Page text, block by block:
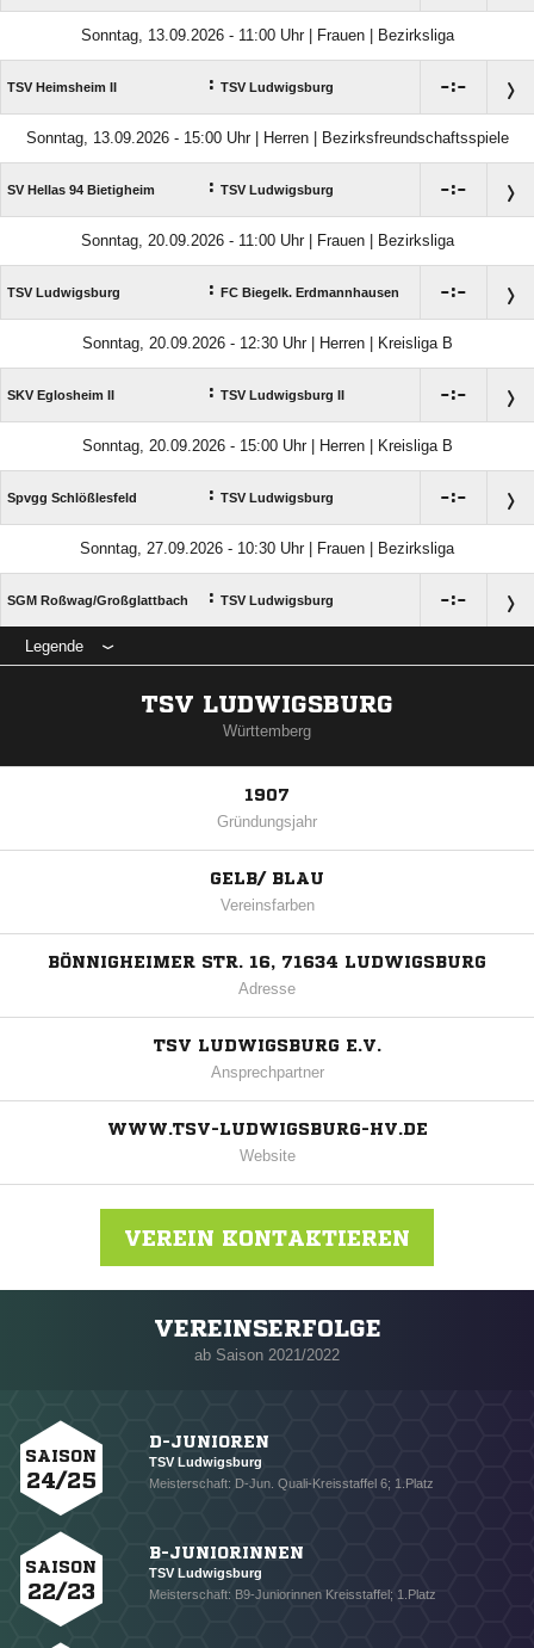
Sonntag, 13.09.2026 - 11:00 Uhr | Frauen | Bezirksliga
TSV Heimsheim II : TSV Ludwigsburg :
Sonntag, 13.09.2026 - 15:00 Uhr | Herren | Bezirksfreundschaftsspiele
SV Hellas 94 Bietigheim : TSV Ludwigsburg :
Sonntag, 20.09.2026 - 11:00 Uhr | Frauen | Bezirksliga
TSV Ludwigsburg : FC Biegelk. Erdmannhausen :
Sonntag, 20.09.2026 - 12:30 Uhr | Herren | Kreisliga B
SKV Eglosheim II : TSV Ludwigsburg II :
Sonntag, 20.09.2026 - 15:00 Uhr | Herren | Kreisliga B
Spvgg Schlößlesfeld : TSV Ludwigsburg :
Sonntag, 27.09.2026 - 10:30 Uhr | Frauen | Bezirksliga
SGM Roßwag/​Großglattbach : TSV Ludwigsburg :
Legende
TSV LUDWIGSBURG
Württemberg
1907
Gründungsjahr
GELB/ BLAU
Vereinsfarben
BÖNNIGHEIMER STR. 16, 71634 LUDWIGSBURG
Adresse
TSV LUDWIGSBURG E.V.
Ansprechpartner
WWW.TSV-LUDWIGSBURG-HV.DE
Website
VEREIN KONTAKTIEREN
Nachricht an TSV Ludwigsburg
VEREINSERFOLGE
ab Saison 2021/2022
SAISON
24/25
D-JUNIOREN
TSV Ludwigsburg
Meisterschaft: D-Jun. Quali-Kreisstaffel 6; 1.Platz
SAISON
22/23
B-JUNIORINNEN
TSV Ludwigsburg
Meisterschaft: B9-Juniorinnen Kreisstaffel; 1.Platz